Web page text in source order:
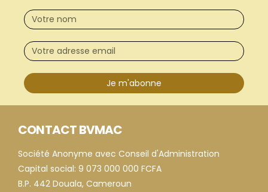
Je m'abonne
CONTACT BVMAC
Société Anonyme avec Conseil d'Administration
Capital social: 9 073 000 000 FCFA
B.P. 442 Douala, Cameroun